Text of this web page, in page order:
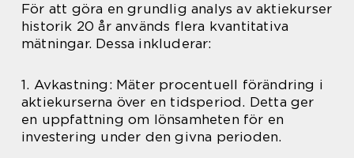
För att göra en grundlig analys av aktiekurser
historik 20 år används flera kvantitativa
mätningar. Dessa inkluderar:
1. Avkastning: Mäter procentuell förändring i
aktiekurserna över en tidsperiod. Detta ger
en uppfattning om lönsamheten för en
investering under den givna perioden.